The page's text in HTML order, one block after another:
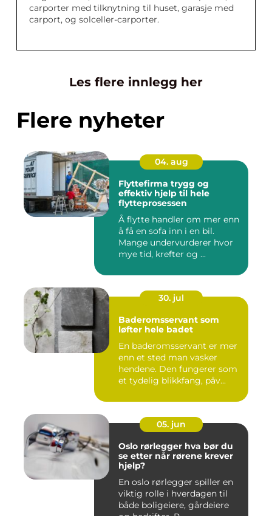
carporter med tilknytning til huset, garasje med
carport, og solceller-carporter.
Les flere innlegg her
Flere nyheter
04. aug
Flyttefirma trygg og
effektiv hjelp til hele
flytteprosessen
Å flytte handler om mer enn
å få en sofa inn i en bil.
Mange undervurderer hvor
mye tid, krefter og ...
30. jul
Baderomsservant som
løfter hele badet
En baderomsservant er mer
enn et sted man vasker
hendene. Den fungerer som
et tydelig blikkfang, påv...
05. jun
Oslo rørlegger hva bør du
se etter når rørene krever
hjelp?
En oslo rørlegger spiller en
viktig rolle i hverdagen til
både boligeiere, gårdeiere